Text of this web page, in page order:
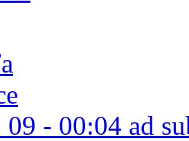
- 00:04 ad